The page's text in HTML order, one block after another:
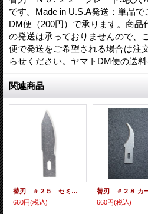
です。Made in U.S.A発送：単品
DM便（200円）で承ります。商
の発送は承っておりませんので、
便で発送をご希望される場合は注
らせください。ヤマトDM便の送
関連商品
替刃 ＃２５ セミカーブブレード
660円(税込)
660円(税込)